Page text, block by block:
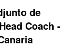
de
Coach -